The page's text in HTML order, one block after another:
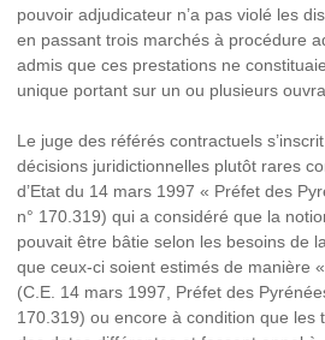
pouvoir adjudicateur n’a pas violé les
en passant trois marchés à procédure
admis que ces prestations ne
unique portant sur un ou plusieurs
Le juge des référés contractuels
décisions juridictionnelles plutôt rares
d’Etat du 14 mars 1997 « Préfet des
n° 170.319) qui a considéré que la
pouvait être bâtie selon les besoins de
que ceux-ci soient estimés de manière
(C.E. 14 mars 1997, Préfet des
170.319) ou encore à condition que les